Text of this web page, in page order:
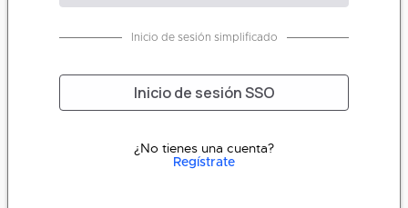
Inicio de sesión simplificado
Inicio de sesión SSO
¿No tienes una cuenta?
Regístrate